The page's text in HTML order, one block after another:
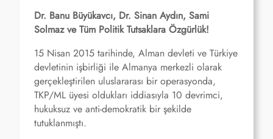
Dr. Banu Büyükavcı, Dr. Sinan Aydın, Sami
Solmaz ve Tüm Politik Tutsaklara Özgürlük!
15 Nisan 2015 tarihinde, Alman devleti ve Türkiye
devletinin işbirliği ile Almanya merkezli olarak
gerçekleştirilen uluslararası bir operasyonda,
TKP/ML üyesi oldukları iddiasıyla 10 devrimci,
hukuksuz ve anti-demokratik bir şekilde
tutuklanmıştı.